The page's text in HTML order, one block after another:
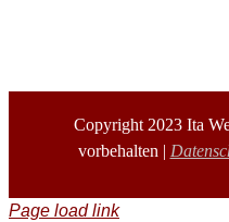
Copyright 2023 Ita
vorbehalten |
Page load link